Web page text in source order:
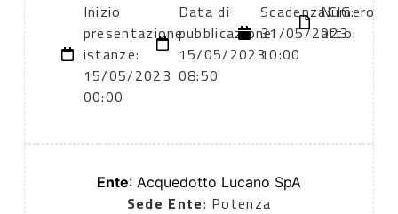
Inizio
presentazione
istanze:
15/05/2023
00:00
Data di
pubblicazione:
15/05/2023
08:50
Scadenza:
31/05/2023
10:00
Numero
atto:
CIG:
.
Ente: Acquedotto Lucano SpA
Sede Ente: Potenza